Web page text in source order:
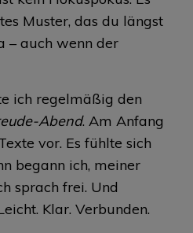
Muster, das du längst
– auch wenn der
ich regelmäßig den
Abend. Am Anfang
vor. Es fühlte sich
begann ich, meiner
sprach frei. Und
Klar. Verbunden.